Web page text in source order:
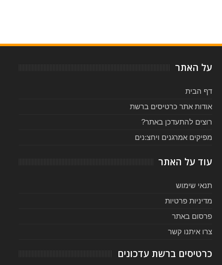
על האתר
דף הבית
אודות אתר כרטיסים ברשת
רוצים להתעדכן באתר?
מפיקים אמרגנים ויחצ:נים
עוד על האתר
תנאי שימוש
מדיניות פרטיות
פרסום באתר
צרו איתנו קשר
כרטיסים ברשת עדכונים